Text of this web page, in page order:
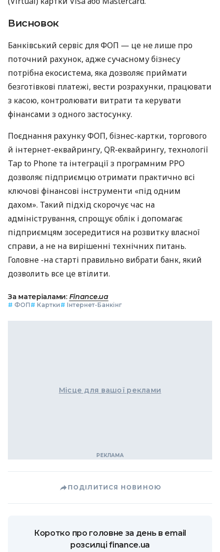
Висновок
Банківський сервіс для ФОП — це не лише про
поточний рахунок, адже сучасному бізнесу
потрібна екосистема, яка дозволяє приймати
безготівкові платежі, вести розрахунки, працювати
з касою, контролювати витрати та керувати
фінансами з одного застосунку.
Поєднання рахунку ФОП, бізнес-картки, торгового
й інтернет-еквайрингу, QR-еквайрингу, технології
Tap to Phone та інтеграції з програмним РРО
дозволяє підприємцю отримати практично всі
ключові фінансові інструменти «під одним
дахом». Такий підхід скорочує час на
адміністрування, спрощує облік і допомагає
підприємцям зосередитися на розвитку власної
справи, а не на вирішенні технічних питань.
Головне -на старті правильно вибрати банк, який
дозволить все це втілити.
За матеріалами: Finance.ua
# ФОП# Картки# Інтернет-Банкінг
Місце для вашої реклами
ПОДІЛИТИСЯ НОВИНОЮ
Коротко про головне за день в email
розсилці finance.ua